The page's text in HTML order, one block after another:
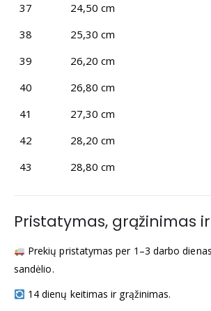
37
24,50 cm
38
25,30 cm
39
26,20 cm
40
26,80 cm
41
27,30 cm
42
28,20 cm
43
28,80 cm
Pristatymas, grąžinimas
Prekių pristatymas per 1–3 darbo
sandėlio.
14 dienų keitimas ir grąžinimas.